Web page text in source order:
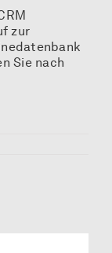
zur
Sie nach